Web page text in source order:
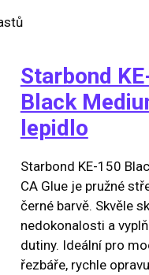
Starbond
Black
lepidlo
Starbond KE-150
CA Glue je pružné
černé barvě. Skvěle
nedokonalosti a
dutiny. Ideální pro
řezbáře, rychle